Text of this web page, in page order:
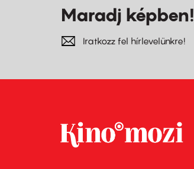
Maradj képben!
Iratkozz fel hírlevelünkre!